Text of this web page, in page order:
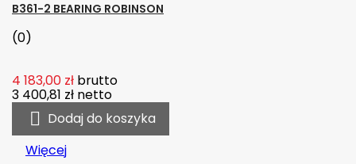
B361-2 BEARING ROBINSON
(0)
4 183,00 zł brutto
3 400,81 zł netto
 Dodaj do koszyka
Więcej